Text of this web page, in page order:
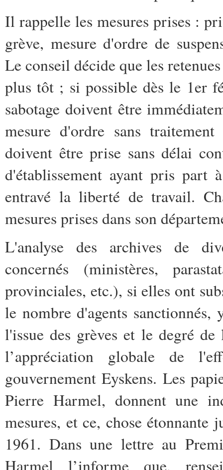
Il rappelle les mesures prises :
grève, mesure d'ordre de
Le conseil décide que les
plus tôt ; si possible dès le 1er
sabotage doivent être
mesure d'ordre sans
doivent être prise sans délai
d'établissement ayant pris part
entravé la liberté de travail.
mesures prises dans son
L'analyse des archives de
concernés (ministères,
provinciales, etc.), si elles ont
le nombre d'agents
l'issue des grèves et le degré
l’appréciation globale de
gouvernement Eyskens. Les
Pierre Harmel, donnent une
mesures, et ce, chose étonnante
1961. Dans une lettre au
Harmel l’informe que,